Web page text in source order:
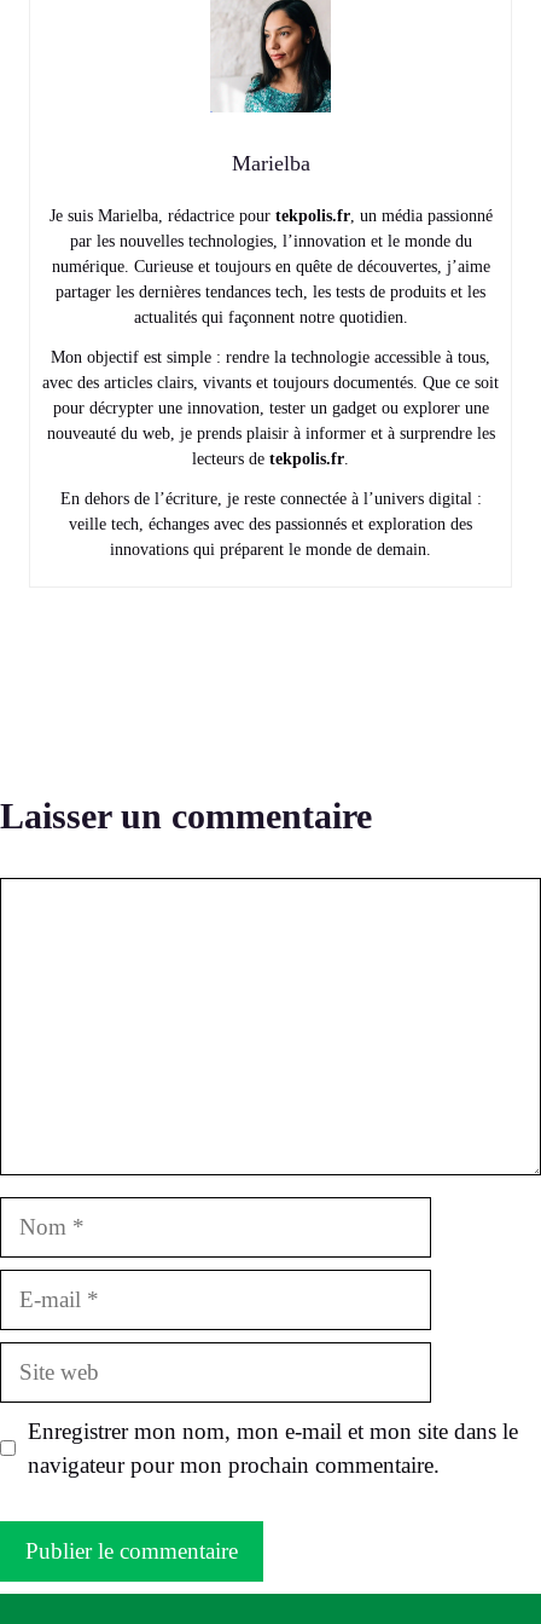
Marielba
Je suis Marielba, rédactrice pour tekpolis.fr, un média passionné
par les nouvelles technologies, l’innovation et le monde du
numérique. Curieuse et toujours en quête de découvertes, j’aime
partager les dernières tendances tech, les tests de produits et les
actualités qui façonnent notre quotidien.
Mon objectif est simple : rendre la technologie accessible à tous,
avec des articles clairs, vivants et toujours documentés. Que ce soit
pour décrypter une innovation, tester un gadget ou explorer une
nouveauté du web, je prends plaisir à informer et à surprendre les
lecteurs de tekpolis.fr.
En dehors de l’écriture, je reste connectée à l’univers digital :
veille tech, échanges avec des passionnés et exploration des
innovations qui préparent le monde de demain.
Laisser un commentaire
Enregistrer mon nom, mon e-mail et mon site dans le
navigateur pour mon prochain commentaire.